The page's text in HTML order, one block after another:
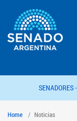
SENADORES -
Home Noticias